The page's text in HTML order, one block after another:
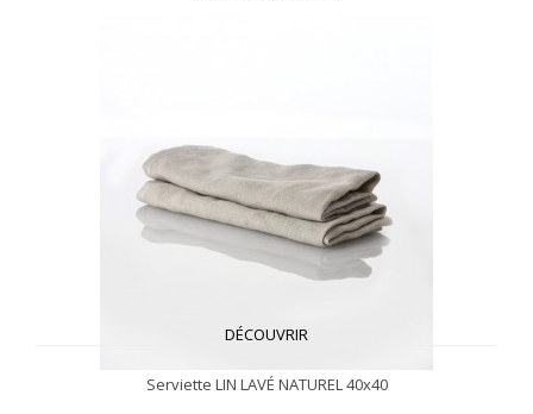
DÉCOUVRIR
Serviette LIN LAVÉ NATUREL 40x40